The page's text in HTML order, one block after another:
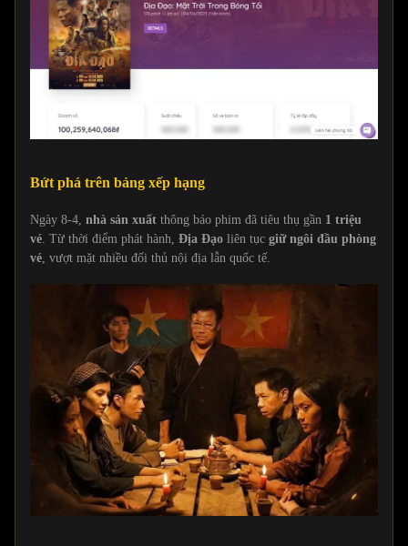
Bứt phá trên bảng xếp hạng
Ngày 8-4, nhà sản xuất thông báo phim đã tiêu thụ gần 1 triệu
vé . Từ thời điểm phát hành, Địa Đạo liên tục giữ ngôi đầu phòng
vé , vượt mặt nhiều đối thủ nội địa lẫn quốc tế.